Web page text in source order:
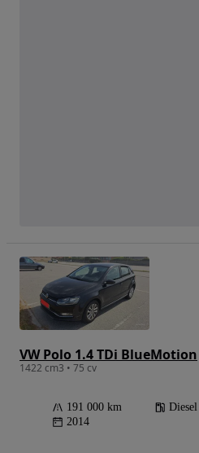
VW Polo 1.4 TDi BlueMotion
1422 cm3 • 75 cv
191 000 km Diesel
2014